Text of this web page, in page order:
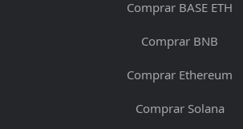
Comprar BASE ETH
Comprar BNB
Comprar Ethereum
Comprar Solana